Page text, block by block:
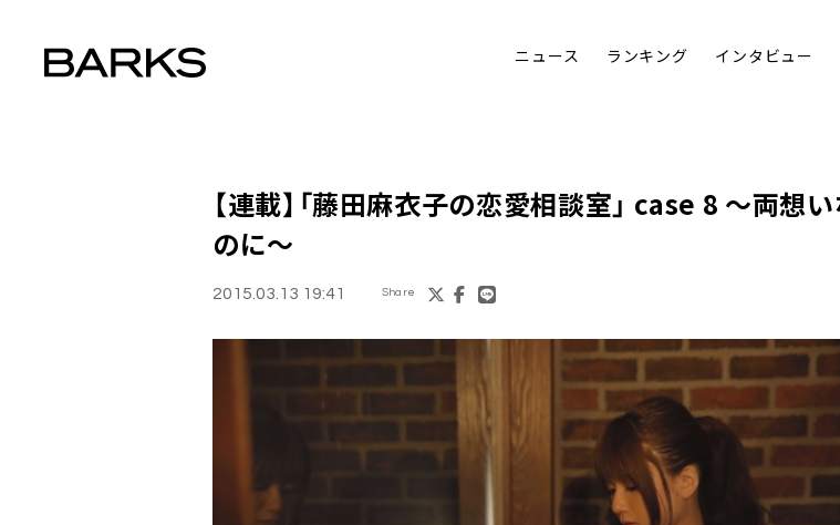
ニュース ランキング インタビュー
【連載】「藤田麻衣子の恋愛相談室」 case 8 ～両想
のに～
2015.03.13 19:41 Share